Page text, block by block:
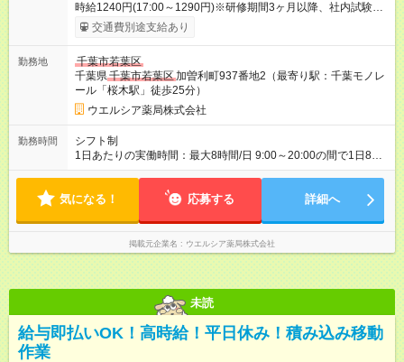
時給1240円(17:00～1290円)※研修期間3ヶ月以降、社内試験に
よる更新判定あり 社内試験合格後、時給＋50～100円の昇給あ
り （大学生は＋20円） 試用期間あり：入社日から3ヶ月間／本
間の長さ：3ヶ月 雇用形態、給与は本採用時と同じです。
交通費別途支給あり
勤務地
千葉市若葉区
千葉県千葉市若葉区加曽利町937番地2（最寄り駅：千葉モノレ
ール「桜木駅」徒歩25分）
ウエルシア薬局株式会社
勤務時間
シフト制
1日あたりの実働時間：最大8時間/日 9:00～20:00の間で1日8時
間の勤務 ☆週3～5日の勤務 ※勤務曜日応相談 ☆未経験・無資格
気になる！ 応募する 詳細へ
掲載元企業名 ウエルシア薬局株式会社
未読
給与即払いOK！高時給！平日休み！積み込み移動
作業